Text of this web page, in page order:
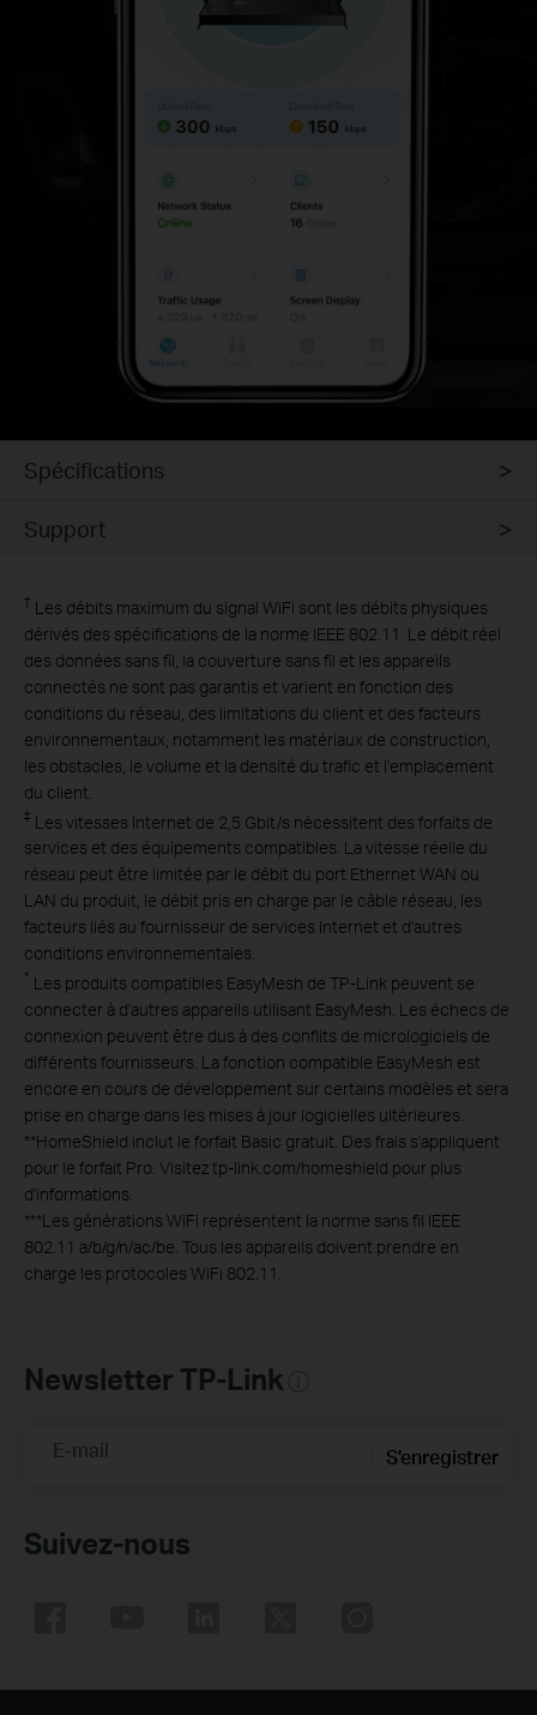
Spécifications
Support
† Les débits maximum du signal WiFi sont les débits physiques
dérivés des spécifications de la norme IEEE 802.11. Le débit réel
des données sans fil, la couverture sans fil et les appareils
connectés ne sont pas garantis et varient en fonction des
conditions du réseau, des limitations du client et des facteurs
environnementaux, notamment les matériaux de construction,
les obstacles, le volume et la densité du trafic et l'emplacement
du client.
‡ Les vitesses Internet de 2,5 Gbit/s nécessitent des forfaits de
services et des équipements compatibles. La vitesse réelle du
réseau peut être limitée par le débit du port Ethernet WAN ou
LAN du produit, le débit pris en charge par le câble réseau, les
facteurs liés au fournisseur de services Internet et d'autres
conditions environnementales.
* Les produits compatibles EasyMesh de TP-Link peuvent se
connecter à d'autres appareils utilisant EasyMesh. Les échecs de
connexion peuvent être dus à des conflits de micrologiciels de
différents fournisseurs. La fonction compatible EasyMesh est
encore en cours de développement sur certains modèles et sera
prise en charge dans les mises à jour logicielles ultérieures.
**HomeShield inclut le forfait Basic gratuit. Des frais s'appliquent
pour le forfait Pro. Visitez tp-link.com/homeshield pour plus
d'informations.
***Les générations WiFi représentent la norme sans fil IEEE
802.11 a/b/g/n/ac/be. Tous les appareils doivent prendre en
charge les protocoles WiFi 802.11.
Newsletter TP-Link
E-mail S'enregistrer
Suivez-nous